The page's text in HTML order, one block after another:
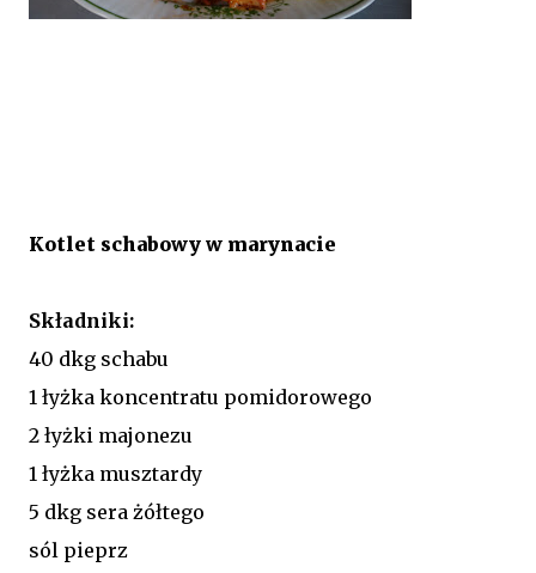
Kotlet schabowy w marynacie
Składniki:
40 dkg schabu
1 łyżka koncentratu pomidorowego
2 łyżki majonezu
1 łyżka musztardy
5 dkg sera żółtego
sól pieprz